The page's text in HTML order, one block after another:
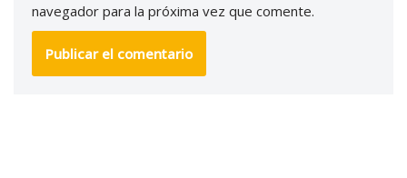
navegador para la próxima vez que comente.